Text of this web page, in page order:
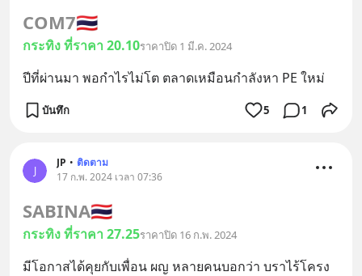
COM7🇹🇭
กระทิง ที่ราคา 20.10ราคาปิด 1 มี.ค. 2024
ปีที่ผ่านมา พอกำไรไม่โต ตลาดเหมือนกำลังหา PE ใหม่
บันทึก 5 1
J
JP • ติดตาม
17 ก.พ. 2024 เวลา 07:36
SABINA🇹🇭
กระทิง ที่ราคา 27.25ราคาปิด 16 ก.พ. 2024
มีโอกาสได้คุยกับเพื่อน ผญ หลายคนบอกว่า บราไร้โครง